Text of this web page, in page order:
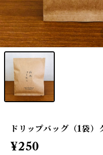
ドリップバッグ（1袋
¥250